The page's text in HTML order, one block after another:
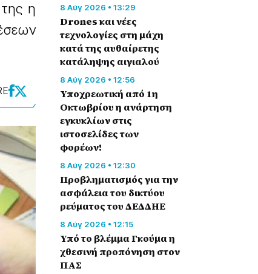
η
8 Αύγ 2026 • 13:29
Drones και νέες
τεχνολογίες στη μάχη
κατά της αυθαίρετης
κατάληψης αιγιαλού
8 Αύγ 2026 • 12:56
Υποχρεωτική από 1η
Οκτωβρίου η ανάρτηση
εγκυκλίων στις
ιστοσελίδες των
φορέων!
8 Αύγ 2026 • 12:30
Προβληματισμός για την
ασφάλεια του δικτύου
ρεύματος του ΔΕΔΔΗΕ
8 Αύγ 2026 • 12:15
Υπό το βλέμμα Γκούμα η
χθεσινή προπόνηση στον
ΠΑΣ